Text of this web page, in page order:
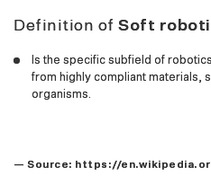
Definition of Soft
Is the specific subfield of
from highly compliant materials,
organisms.
— Source: https://